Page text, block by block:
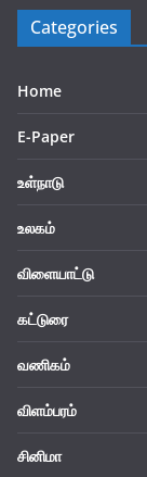
Categories
Home
E-Paper
உள்நாடு
உலகம்
விளையாட்டு
கட்டுரை
வணிகம்
விளம்பரம்
சினிமா